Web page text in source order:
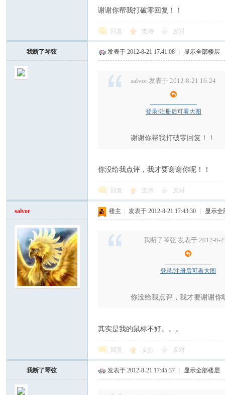
谢谢你帮我打破零回复！！
回复 支持 反对
我断了琴弦 发表于 2012-8-21 17:41:08 显示全部楼层
salvor 发表于 2012-8-21 16:24
登录/注册后可看大图
谢谢你帮我打破零回复！！
你没给我点评，我才要谢谢你呢！！
回复 支持 反对
salvor 楼主 发表于 2012-8-21 17:43:30 显示全
我断了琴弦 发表于 2012-8-
登录/注册后可看大图
你没给我点评，我才要谢谢你
其实是我的鼠标不好。。。
回复 支持 反对
我断了琴弦 发表于 2012-8-21 17:45:37 显示全部楼层